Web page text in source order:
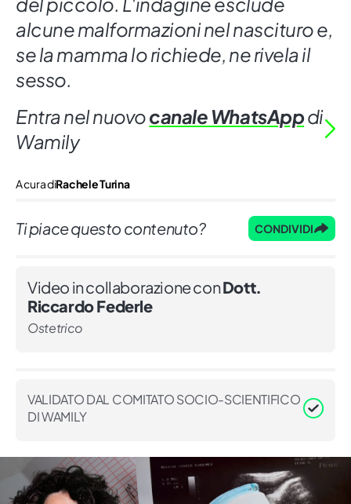
alcune malformazioni nel nascituro e,
se la mamma lo richiede, ne rivela il
sesso.
Entra nel nuovocanale WhatsAppdi
Wamily
A cura diRachele Turina
Ti piace questo contenuto? CONDIVIDI
Video in collaborazione conDott.
Riccardo Federle
Ostetrico
VALIDATO DAL COMITATO SOCIO-SCIENTIFICO
DI WAMILY